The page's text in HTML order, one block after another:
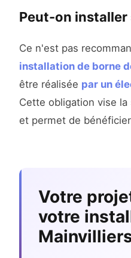
Peut-on installer
Ce n'est pas
installation de borne
être réalisée par un
Cette obligation vise
et permet de
Votre
votre